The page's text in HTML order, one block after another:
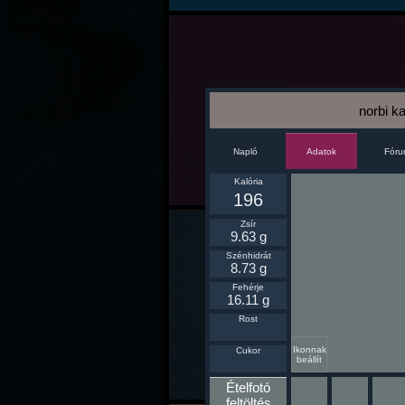
norbi
Napló Adatok
Ikonnak
beállít
Kalória
196
Zsír
9.63 g
Szénhidrát
8.73 g
Fehérje
16.11 g
Rost
Cukor
Ételfotó